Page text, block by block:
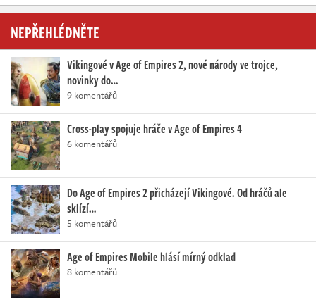
NEPŘEHLÉDNĚTE
Vikingové v Age of Empires 2, nové národy ve trojce,
novinky do…
9 komentářů
Cross-play spojuje hráče v Age of Empires 4
6 komentářů
Do Age of Empires 2 přicházejí Vikingové. Od hráčů ale
sklízí…
5 komentářů
Age of Empires Mobile hlásí mírný odklad
8 komentářů